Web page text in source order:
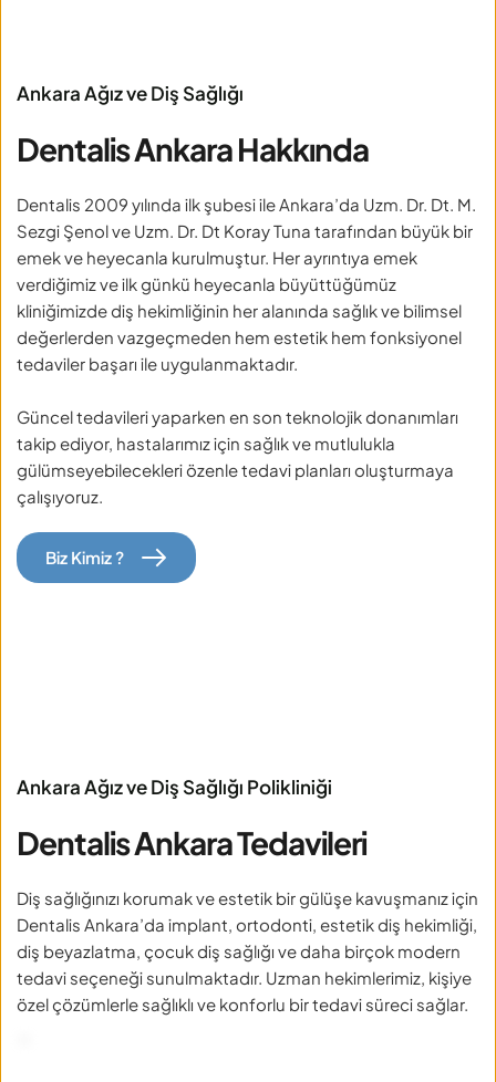
Ankara Ağız ve Diş Sağlığı
Dentalis Ankara Hakkında
Dentalis 2009 yılında ilk şubesi ile Ankara’da Uzm. Dr. Dt. M.
Sezgi Şenol ve Uzm. Dr. Dt Koray Tuna tarafından büyük bir
emek ve heyecanla kurulmuştur. Her ayrıntıya emek
verdiğimiz ve ilk günkü heyecanla büyüttüğümüz
kliniğimizde diş hekimliğinin her alanında sağlık ve bilimsel
değerlerden vazgeçmeden hem estetik hem fonksiyonel
tedaviler başarı ile uygulanmaktadır.
Güncel tedavileri yaparken en son teknolojik donanımları
takip ediyor, hastalarımız için sağlık ve mutlulukla
gülümseyebilecekleri özenle tedavi planları oluşturmaya
çalışıyoruz.
Biz Kimiz ?
Ankara Ağız ve Diş Sağlığı Polikliniği
Dentalis Ankara Tedavileri
Diş sağlığınızı korumak ve estetik bir gülüşe kavuşmanız için
Dentalis Ankara’da implant, ortodonti, estetik diş hekimliği,
diş beyazlatma, çocuk diş sağlığı ve daha birçok modern
tedavi seçeneği sunulmaktadır. Uzman hekimlerimiz, kişiye
özel çözümlerle sağlıklı ve konforlu bir tedavi süreci sağlar.